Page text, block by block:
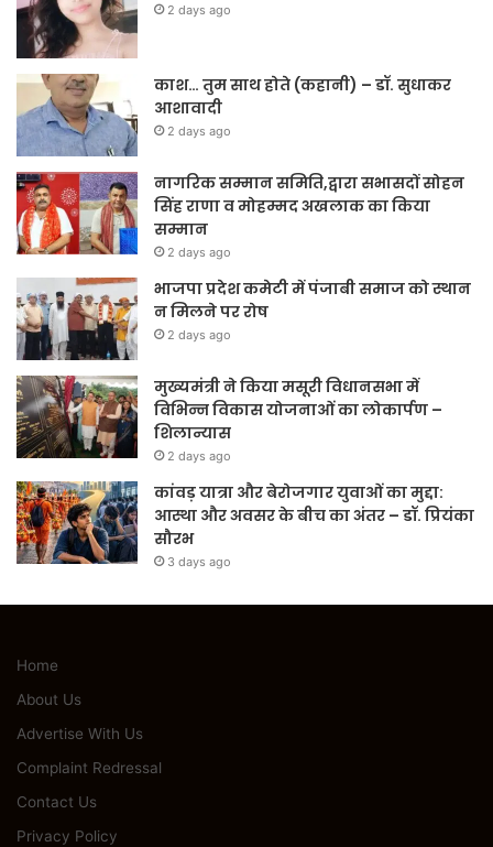
2 days ago
काश… तुम साथ होते (कहानी) – डॉ. सुधाकर
आशावादी
2 days ago
नागरिक सम्मान समिति,द्वारा सभासदों सोहन
सिंह राणा व मोहम्मद अखलाक का किया
सम्मान
2 days ago
भाजपा प्रदेश कमेटी में पंजाबी समाज को स्थान
न मिलने पर रोष
2 days ago
मुख्यमंत्री ने किया मसूरी विधानसभा में
विभिन्न विकास योजनाओं का लोकार्पण –
शिलान्यास
2 days ago
कांवड़ यात्रा और बेरोजगार युवाओं का मुद्दा:
आस्था और अवसर के बीच का अंतर – डॉ. प्रियंका
सौरभ
3 days ago
Home
About Us
Advertise With Us
Complaint Redressal
Contact Us
Privacy Policy